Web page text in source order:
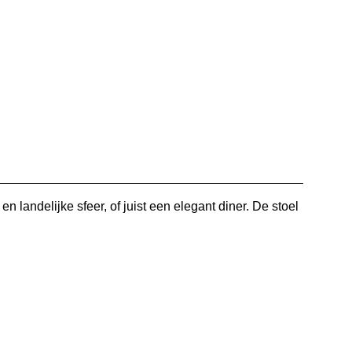
landelijke sfeer, of juist een elegant diner. De stoel